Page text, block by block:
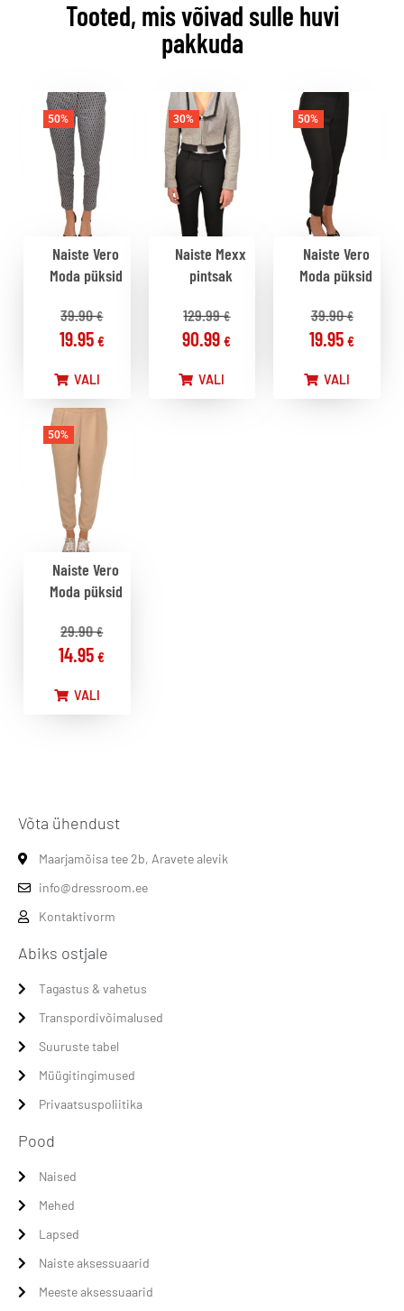
Tooted, mis võivad sulle huvi
pakkuda
50%
Naiste Vero
Moda püksid
39.90€
19.95 €
VALI
30%
Naiste Mexx
pintsak
129.99€
90.99€
VALI
50%
Naiste Vero
Moda püksid
39.90€
19.95€
VALI
50%
Naiste Vero
Moda püksid
29.90€
14.95€
VALI
Võta ühendust
Maarjamõisa tee 2b, Aravete alevik
info@dressroom.ee
Kontaktivorm
Abiks ostjale
Tagastus & vahetus
Transpordivõimalused
Suuruste tabel
Müügitingimused
Privaatsuspoliitika
Pood
Naised
Mehed
Lapsed
Naiste aksessuaarid
Meeste aksessuaarid